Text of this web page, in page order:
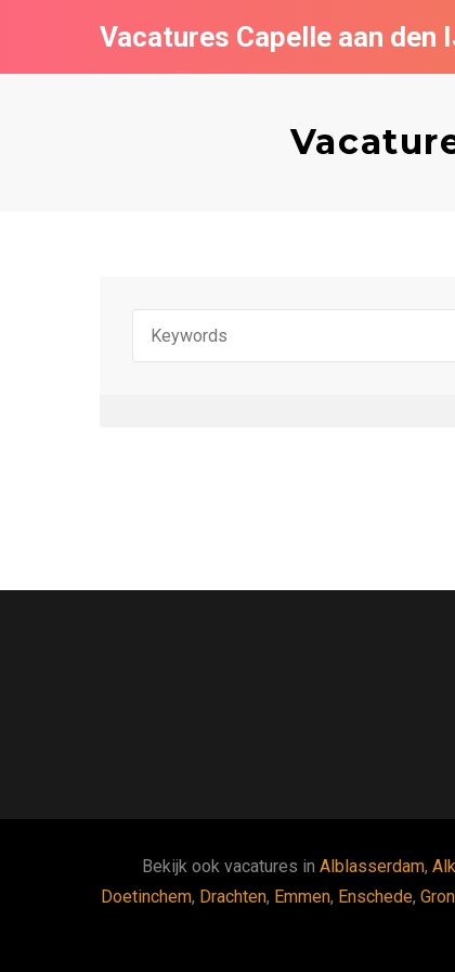
Vacatures Capelle aan den
Bekijk ook vacatures in Alblasserdam,
Doetinchem, Drachten, Emmen, Enschede,